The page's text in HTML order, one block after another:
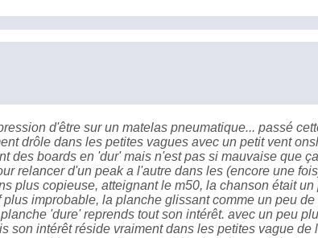
d'être sur un matelas pneumatique... passé
drôle dans les petites vagues avec un petit vent
des boards en 'dur' mais n'est pas si mauvaise que
relancer d'un peak a l'autre dans les (encore une
plus copieuse, atteignant le m50, la chanson était un
improbable, la planche glissant comme un peu de
'dure' reprends tout son intérêt. avec un peu
son intérêt réside vraiment dans les petites vague de